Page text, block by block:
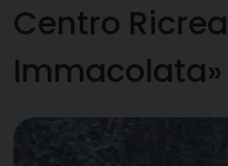
Centro
Immacolata»